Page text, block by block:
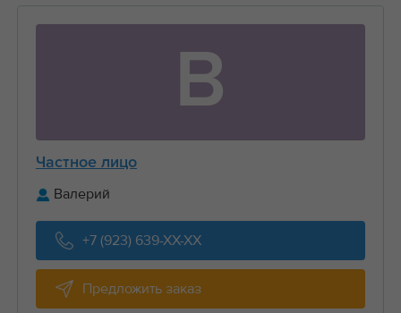
В
Частное лицо
Валерий
+7 (923) 639-XX-XX
Предложить заказ